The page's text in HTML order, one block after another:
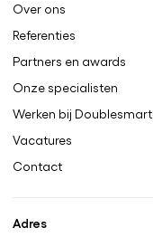
Over ons
Referenties
Partners en awards
Onze specialisten
Werken bij Doublesmart
Vacatures
Contact
Adres